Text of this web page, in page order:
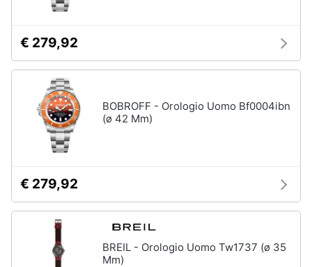
€ 279,92
BOBROFF - Orologio Uomo Bf0004ibn
(ø 42 Mm)
€ 279,92
BREIL - Orologio Uomo Tw1737 (ø 35
Mm)